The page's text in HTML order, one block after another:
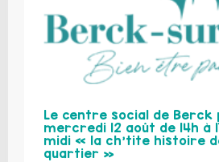
Le centre social de Berck
mercredi 12 août de 14h à
midi « la ch’tite histoire
quartier »